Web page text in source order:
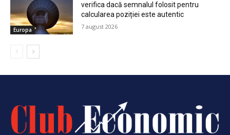
Europa
verifica dacă semnalul folosit pentru
calcularea poziției este autentic
7 august 2026